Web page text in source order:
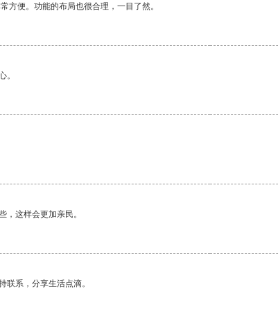
方便。功能的布局也很合理，一目了然。
。
，这样会更加亲民。
联系，分享生活点滴。